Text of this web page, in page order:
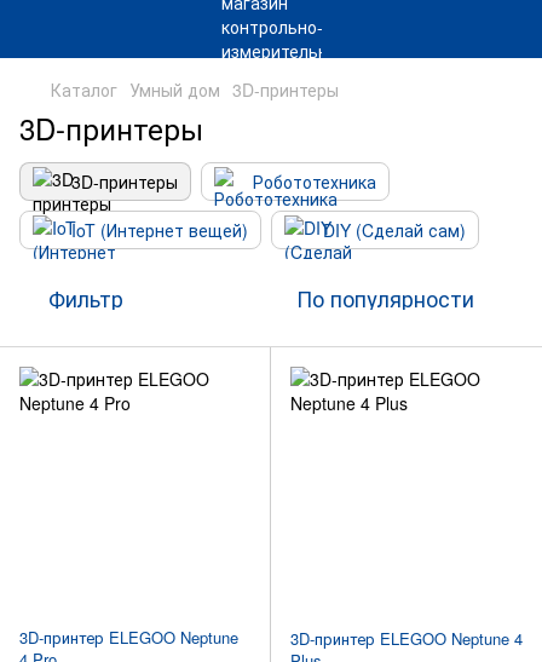
Каталог Умный дом 3D-принтеры
3D-принтеры
3D-принтеры
Робототехника
IoT (Интернет вещей)
DIY (Cделай сам)
Фильтр По популярности
3D-принтер ELEGOO Neptune
3D-принтер ELEGOO Neptune 4